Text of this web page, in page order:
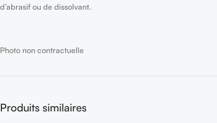
d’abrasif ou de dissolvant.
Photo non contractuelle
Produits similaires